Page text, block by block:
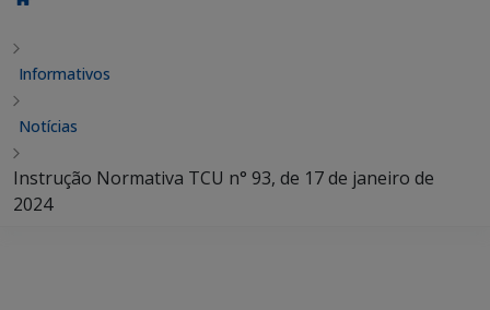
Informativos
Notícias
Instrução Normativa TCU n° 93, de 17 de janeiro de
2024